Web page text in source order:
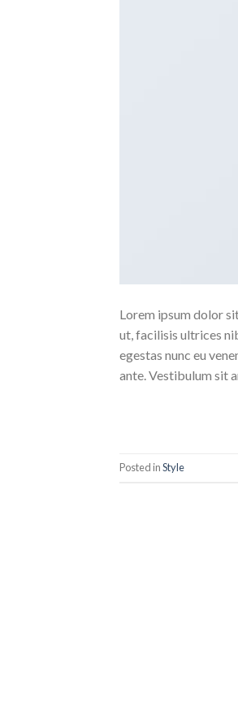
Lorem ipsum dolor
ut, facilisis ultrices
egestas nunc eu
ante. Vestibulum sit
Posted inStyle